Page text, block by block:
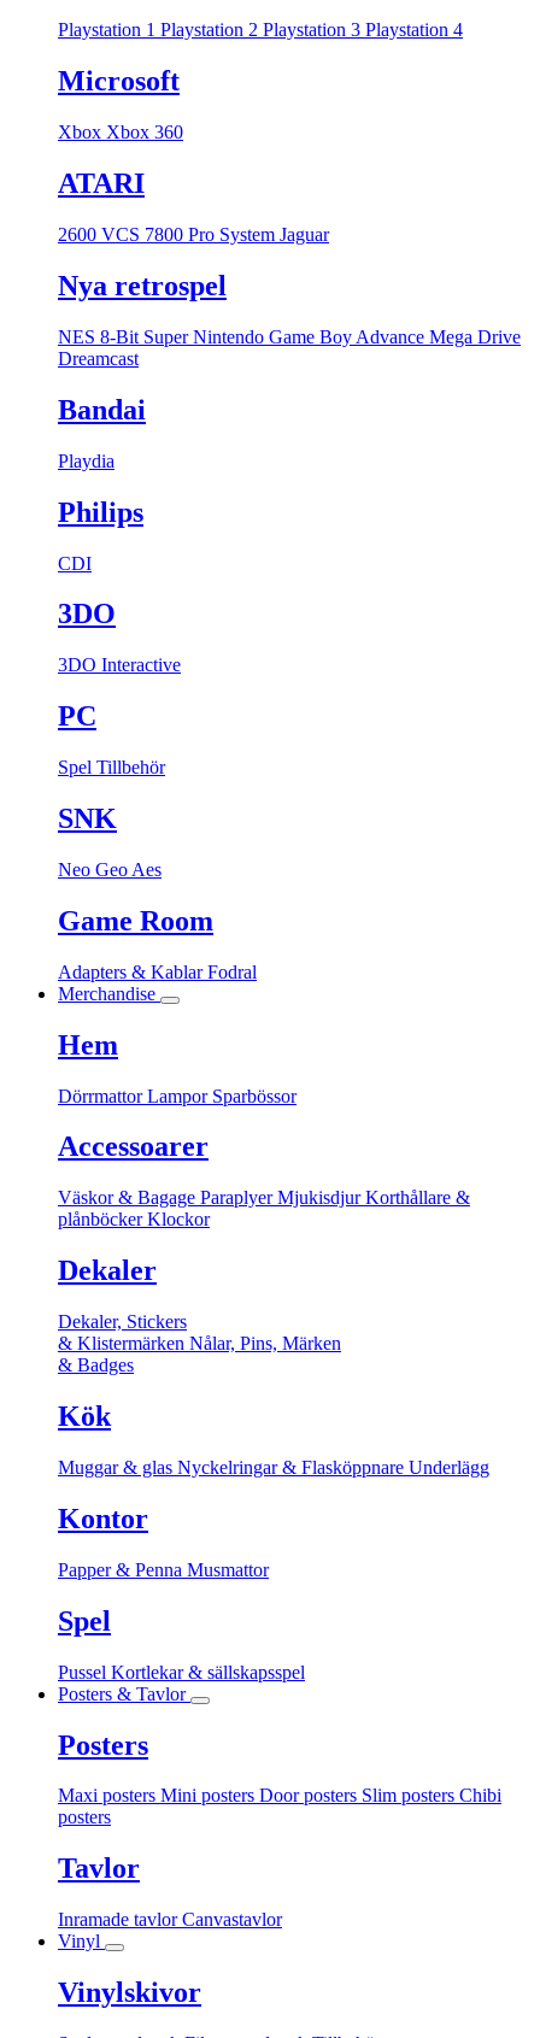
Playstation 1 Playstation 2 Playstation 3 Playstation 4
Microsoft
Xbox Xbox 360
ATARI
2600 VCS 7800 Pro System Jaguar
Nya retrospel
NES 8-Bit Super Nintendo Game Boy Advance Mega Drive
Dreamcast
Bandai
Playdia
Philips
CDI
3DO
3DO Interactive
PC
Spel Tillbehör
SNK
Neo Geo Aes
Game Room
Adapters & KablarFodral
Merchandise
Hem
DörrmattorLampor Sparbössor
Accessoarer
Väskor & Bagage ParaplyerMjukisdjurKorthållare &
plånböckerKlockor
Dekaler
Dekaler, Stickers
& Klistermärken Nålar, Pins, Märken
& Badges
Kök
Muggar & glas Nyckelringar & Flasköppnare Underlägg
Kontor
Papper & Penna Musmattor
Spel
Pussel Kortlekar & sällskapsspel
Posters & Tavlor
Posters
Maxi posters Mini posters Door posters Slim posters Chibi
posters
Tavlor
Inramade tavlorCanvastavlor
Vinyl
Vinylskivor